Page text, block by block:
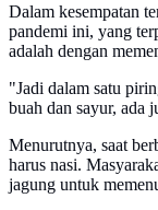
Dalam kesempatan
pandemi ini, yang
adalah dengan
"Jadi dalam satu
buah dan sayur, ada
Menurutnya, saat
harus nasi.
jagung untuk